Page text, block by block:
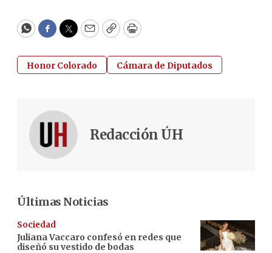
WhatsApp
Facebook
Twitter
EmailCopyPrint
Honor Colorado Cámara de Diputados
Redacción ÚH
Últimas Noticias
Sociedad
Juliana Vaccaro confesó en redes que
diseñó su vestido de bodas